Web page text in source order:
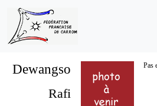
Dewangso Pas
Rafi